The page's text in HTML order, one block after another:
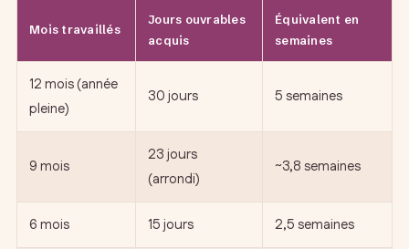
Mois travaillés
Jours ouvrables
acquis
Équivalent en
semaines
12 mois (année
pleine)
30 jours 5 semaines
9 mois
23 jours
(arrondi)
~3,8 semaines
6 mois 15 jours 2,5 semaines